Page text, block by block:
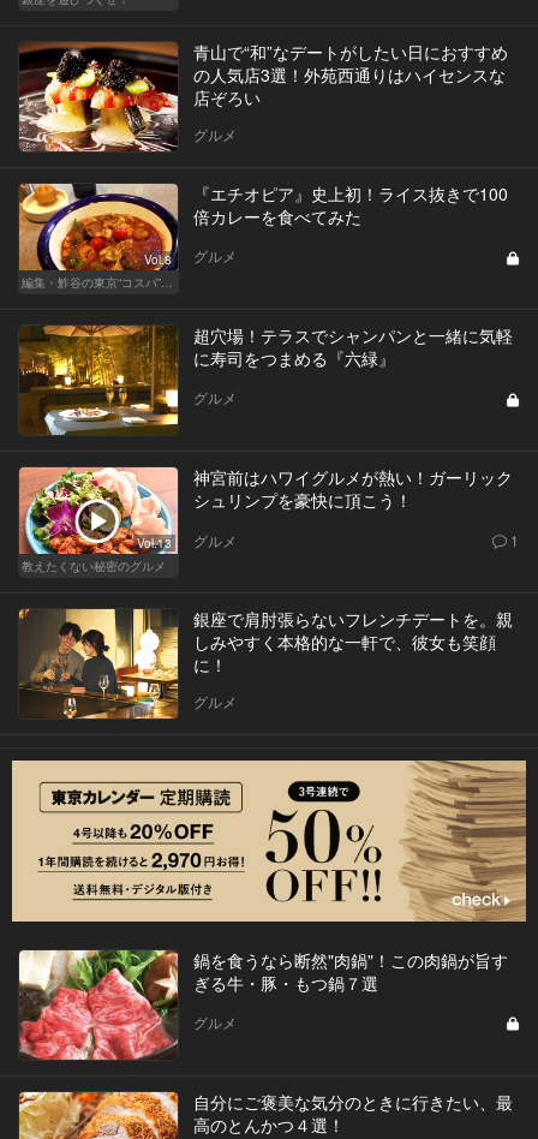
青山で“和”なデートがしたい日におすすめ
の人気店3選！外苑西通りはハイセンスな
店ぞろい
グルメ
Vol.8
編集・鮓谷の東京“コスパ”カレンダー
『エチオピア』史上初！ライス抜きで100
倍カレーを食べてみた
グルメ
超穴場！テラスでシャンパンと一緒に気軽
に寿司をつまめる『六緑』
グルメ
Vol.13
教えたくない秘密のグルメ
神宮前はハワイグルメが熱い！ガーリック
シュリンプを豪快に頂こう！
グルメ 1
銀座で肩肘張らないフレンチデートを。親
しみやすく本格的な一軒で、彼女も笑顔
に！
グルメ
鍋を食うなら断然"肉鍋"！この肉鍋が旨す
ぎる牛・豚・もつ鍋７選
グルメ
自分にご褒美な気分のときに行きたい、最
高のとんかつ４選！